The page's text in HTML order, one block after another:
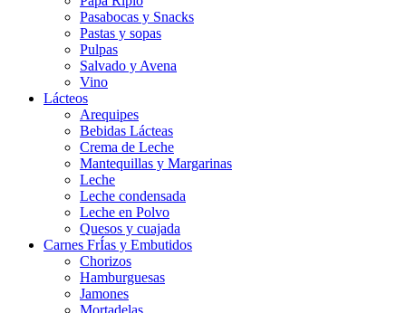
Pasabocas y Snacks
Pastas y sopas
Pulpas
Salvado y Avena
Vino
Lácteos
Arequipes
Bebidas Lácteas
Crema de Leche
Mantequillas y Margarinas
Leche
Leche condensada
Leche en Polvo
Quesos y cuajada
Carnes FrÍ­as y Embutidos
Chorizos
Hamburguesas
Jamones